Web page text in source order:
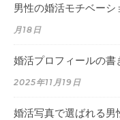
男性の婚活モチベーシ
月18日
婚活プロフィールの
2025年11月19日
婚活写真で選ばれる男